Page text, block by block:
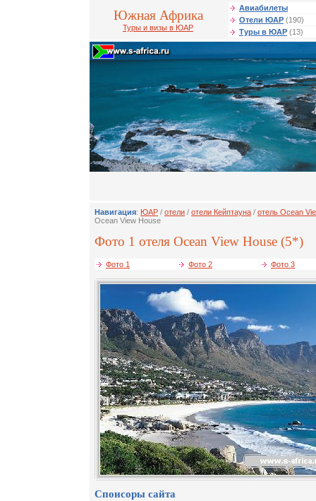
Южная Африка
Туры и визы в ЮАР
Авиабилеты
Отели ЮАР (190)
Туры в ЮАР (13)
Навигация: ЮАР / отели / отели Кейптауна / отель Ocean
Ocean View House
Фото 1 отеля Ocean View House (5*)
Фото 1 Фото 2 Фото 3
Спонсоры сайта